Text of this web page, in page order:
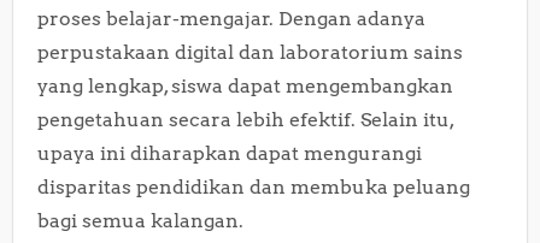
proses belajar-mengajar. Dengan adanya
perpustakaan digital dan laboratorium sains
yang lengkap, siswa dapat mengembangkan
pengetahuan secara lebih efektif. Selain itu,
upaya ini diharapkan dapat mengurangi
disparitas pendidikan dan membuka peluang
bagi semua kalangan.